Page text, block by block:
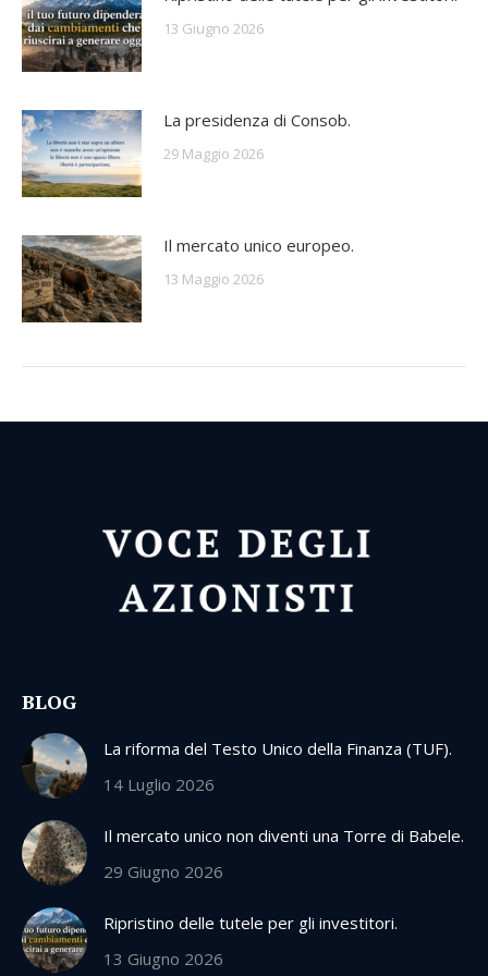
13 Giugno 2026
La presidenza di Consob.
29 Maggio 2026
Il mercato unico europeo.
13 Maggio 2026
BLOG
La riforma del Testo Unico della Finanza (TUF).
14 Luglio 2026
Il mercato unico non diventi una Torre di Babele.
29 Giugno 2026
Ripristino delle tutele per gli investitori.
13 Giugno 2026